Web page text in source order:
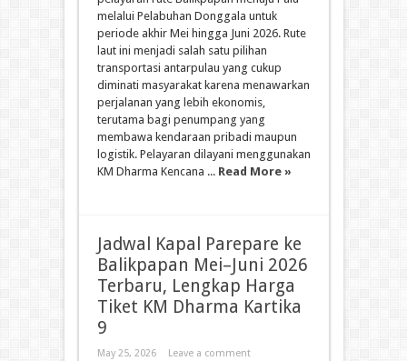
melalui Pelabuhan Donggala untuk
periode akhir Mei hingga Juni 2026. Rute
laut ini menjadi salah satu pilihan
transportasi antarpulau yang cukup
diminati masyarakat karena menawarkan
perjalanan yang lebih ekonomis,
terutama bagi penumpang yang
membawa kendaraan pribadi maupun
logistik. Pelayaran dilayani menggunakan
KM Dharma Kencana ... Read More »
Jadwal Kapal Parepare ke
Balikpapan Mei–Juni 2026
Terbaru, Lengkap Harga
Tiket KM Dharma Kartika
9
May 25, 2026 Leave a comment